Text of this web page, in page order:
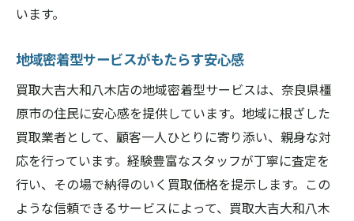
います。
地域密着型サービスがもたらす安心感
買取大吉大和八木店の地域密着型サービスは、奈良県橿
原市の住民に安心感を提供しています。地域に根ざした
買取業者として、顧客一人ひとりに寄り添い、親身な対
応を行っています。経験豊富なスタッフが丁寧に査定を
行い、その場で納得のいく買取価格を提示します。この
ような信頼できるサービスによって、買取大吉大和八木